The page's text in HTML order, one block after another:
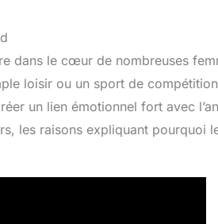
dans le cœur de nombreuses
loisir ou un sport de
un lien émotionnel fort avec
les raisons expliquant pourquoi